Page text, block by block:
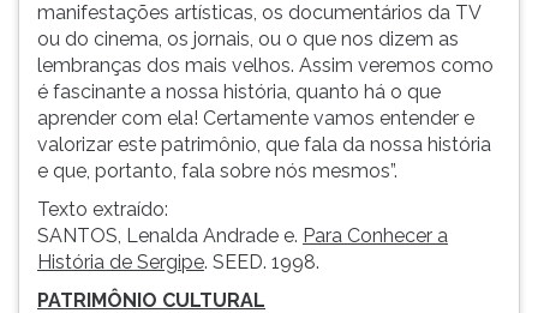
manifestações ar­tísticas, os documen­tários da TV
ou do cine­ma, os jornais, ou o que nos dizem as
lembranças dos mais velhos. Assim veremos como
é fasci­nante a nossa história, quanto há o que
aprender com ela! Certamente va­mos entender e
valorizar este patrimônio, que fala da nossa história
e que, portanto, fala sobre nós mesmos”.
Texto extraído:
SANTOS, Lenalda Andrade e. Para Conhecer a
História de Sergipe. SEED. 1998.
PATRIMÔNIO CULTURAL